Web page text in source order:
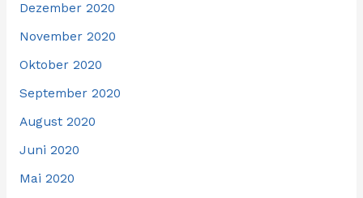
Dezember 2020
November 2020
Oktober 2020
September 2020
August 2020
Juni 2020
Mai 2020